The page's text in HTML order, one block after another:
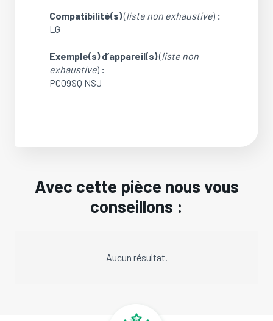
Compatibilité(s)(liste non exhaustive) :
LG
Exemple(s) d’appareil(s)(liste non
exhaustive) :
PC09SQ NSJ
Avec cette pièce nous vous
conseillons :
Aucun résultat.